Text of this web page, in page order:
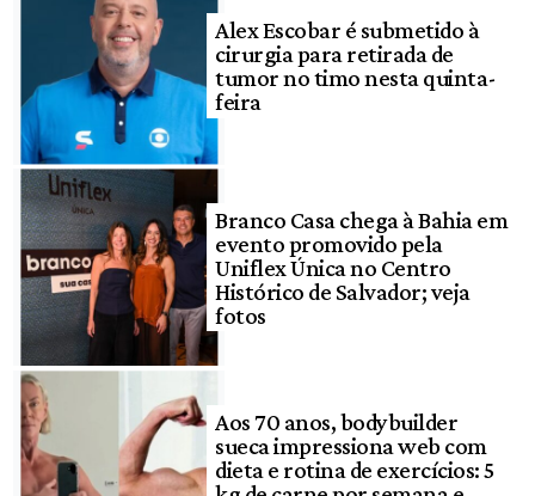
Alex Escobar é submetido à
cirurgia para retirada de
tumor no timo nesta quinta-
feira
Branco Casa chega à Bahia em
evento promovido pela
Uniflex Única no Centro
Histórico de Salvador; veja
fotos
Aos 70 anos, bodybuilder
sueca impressiona web com
dieta e rotina de exercícios: 5